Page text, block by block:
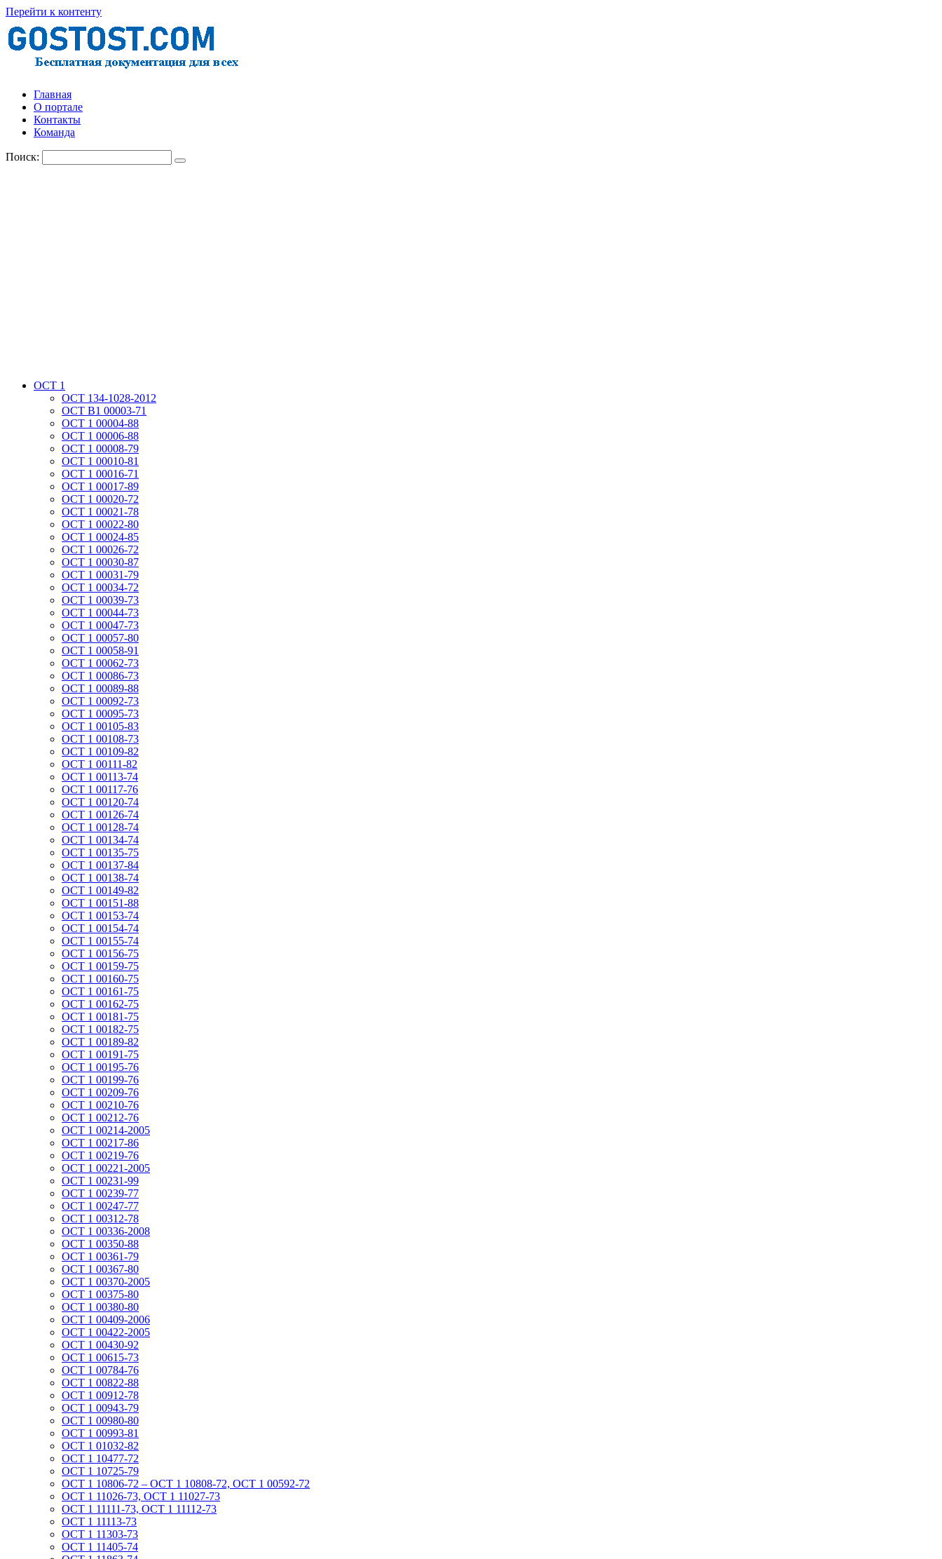
Перейти к контенту
Главная
О портале
Контакты
Команда
Поиск:
ОСТ 1
ОСТ 134-1028-2012
ОСТ В1 00003-71
ОСТ 1 00004-88
ОСТ 1 00006-88
ОСТ 1 00008-79
ОСТ 1 00010-81
ОСТ 1 00016-71
ОСТ 1 00017-89
ОСТ 1 00020-72
ОСТ 1 00021-78
ОСТ 1 00022-80
ОСТ 1 00024-85
ОСТ 1 00026-72
ОСТ 1 00030-87
ОСТ 1 00031-79
ОСТ 1 00034-72
ОСТ 1 00039-73
ОСТ 1 00044-73
ОСТ 1 00047-73
ОСТ 1 00057-80
ОСТ 1 00058-91
ОСТ 1 00062-73
ОСТ 1 00086-73
ОСТ 1 00089-88
ОСТ 1 00092-73
ОСТ 1 00095-73
ОСТ 1 00105-83
ОСТ 1 00108-73
ОСТ 1 00109-82
ОСТ 1 00111-82
ОСТ 1 00113-74
ОСТ 1 00117-76
ОСТ 1 00120-74
ОСТ 1 00126-74
ОСТ 1 00128-74
ОСТ 1 00134-74
ОСТ 1 00135-75
ОСТ 1 00137-84
ОСТ 1 00138-74
ОСТ 1 00149-82
ОСТ 1 00151-88
ОСТ 1 00153-74
ОСТ 1 00154-74
ОСТ 1 00155-74
ОСТ 1 00156-75
ОСТ 1 00159-75
ОСТ 1 00160-75
ОСТ 1 00161-75
ОСТ 1 00162-75
ОСТ 1 00181-75
ОСТ 1 00182-75
ОСТ 1 00189-82
ОСТ 1 00191-75
ОСТ 1 00195-76
ОСТ 1 00199-76
ОСТ 1 00209-76
ОСТ 1 00210-76
ОСТ 1 00212-76
ОСТ 1 00214-2005
ОСТ 1 00217-86
ОСТ 1 00219-76
ОСТ 1 00221-2005
ОСТ 1 00231-99
ОСТ 1 00239-77
ОСТ 1 00247-77
ОСТ 1 00312-78
ОСТ 1 00336-2008
ОСТ 1 00350-88
ОСТ 1 00361-79
ОСТ 1 00367-80
ОСТ 1 00370-2005
ОСТ 1 00375-80
ОСТ 1 00380-80
ОСТ 1 00409-2006
ОСТ 1 00422-2005
ОСТ 1 00430-92
ОСТ 1 00615-73
ОСТ 1 00784-76
ОСТ 1 00822-88
ОСТ 1 00912-78
ОСТ 1 00943-79
ОСТ 1 00980-80
ОСТ 1 00993-81
ОСТ 1 01032-82
ОСТ 1 10477-72
ОСТ 1 10725-79
ОСТ 1 10806-72 – ОСТ 1 10808-72, ОСТ 1 00592-72
ОСТ 1 11026-73, ОСТ 1 11027-73
ОСТ 1 11111-73, ОСТ 1 11112-73
ОСТ 1 11113-73
ОСТ 1 11303-73
ОСТ 1 11405-74